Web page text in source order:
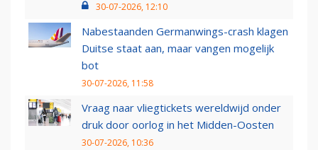
30-07-2026, 12:10
Nabestaanden Germanwings-crash klagen
Duitse staat aan, maar vangen mogelijk
bot
30-07-2026, 11:58
Vraag naar vliegtickets wereldwijd onder
druk door oorlog in het Midden-Oosten
30-07-2026, 10:36